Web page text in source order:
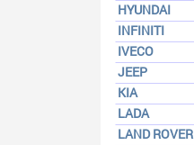
HYUNDAI
INFINITI
IVECO
JEEP
KIA
LADA
LAND ROVER